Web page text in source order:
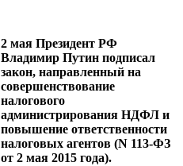
2 мая Президент РФ
Владимир Путин подписал
закон, направленный на
совершенствование
налогового
администрирования НДФЛ и
повышение ответственности
налоговых агентов (N 113-ФЗ
от 2 мая 2015 года).